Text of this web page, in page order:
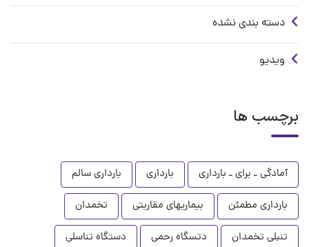
دسته بندی نشده
ویدیو
برچسب ها
آمادگی ـ برای ـ بارداری بارداری
بارداری سالم
بارداری مطمئن
بیماریهای مقاربتی
تخمدان
تنبلی تخمدان
دتسگاه رحمی
دستگاه تناسلی